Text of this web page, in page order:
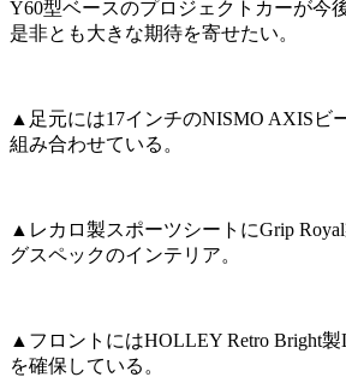
Y60型ベースのプロジェクトカーが今
是非とも大きな期待を寄せたい。
▲足元には17インチのNISMO AXISビ
組み合わせている。
▲レカロ製スポーツシートにGrip
グスペックのインテリア。
▲フロントにはHOLLEY Retro Bright
を確保している。